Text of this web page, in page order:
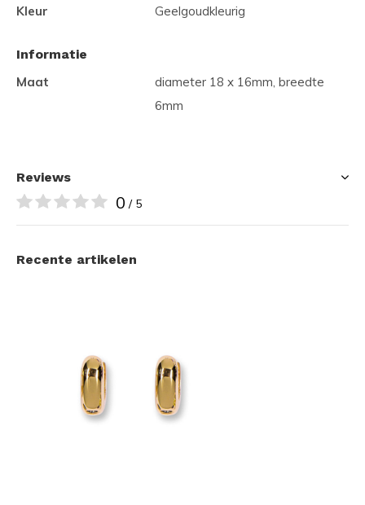
Kleur
Geelgoudkleurig
Informatie
Maat
diameter 18 x 16mm, breedte
6mm
Reviews
0 / 5
Recente artikelen